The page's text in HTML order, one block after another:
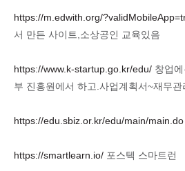
https://m.edwith.org/
서 만든 사이트,소상공인 교육있음
https://www.k-startup.go.kr/edu/ 창업
부 진흥원에서 하고.사업계획서~재무관
https://edu.sbiz.or.kr/edu/main/main.do
https://smartlearn.io/ 포스텍 스마트런